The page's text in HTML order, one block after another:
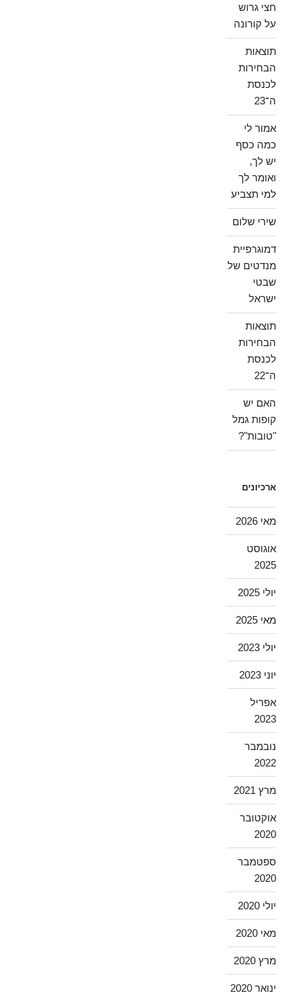
חצי גרוש
על קורונה
תוצאות
הבחירות
לכנסת
ה־23
אמור לי
כמה כסף
יש לך,
ואומר לך
למי תצביע
שירי שלום
דמוגרפיית
מנדטים של
שבטי
ישראל
תוצאות
הבחירות
לכנסת
ה־22
האם יש
קופות גמל
"טובות"?
ארכיונים
מאי 2026
אוגוסט
2025
יולי 2025
מאי 2025
יולי 2023
יוני 2023
אפריל
2023
נובמבר
2022
מרץ 2021
אוקטובר
2020
ספטמבר
2020
יולי 2020
מאי 2020
מרץ 2020
ינואר 2020